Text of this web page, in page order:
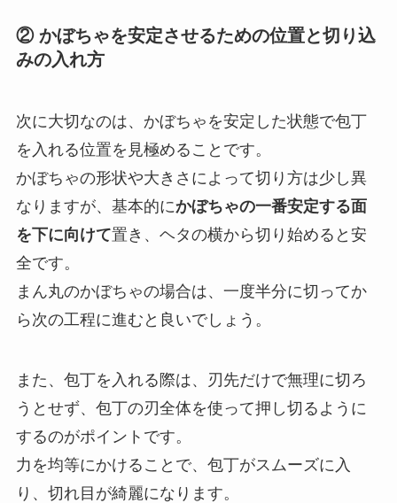
② かぼちゃを安定させるための位置と切り込
みの入れ方
次に大切なのは、かぼちゃを安定した状態で包丁
を入れる位置を見極めることです。
かぼちゃの形状や大きさによって切り方は少し異
なりますが、基本的にかぼちゃの一番安定する面
を下に向けて置き、ヘタの横から切り始めると安
全です。
まん丸のかぼちゃの場合は、一度半分に切ってか
ら次の工程に進むと良いでしょう。
また、包丁を入れる際は、刃先だけで無理に切ろ
うとせず、包丁の刃全体を使って押し切るように
するのがポイントです。
力を均等にかけることで、包丁がスムーズに入
り、切れ目が綺麗になります。